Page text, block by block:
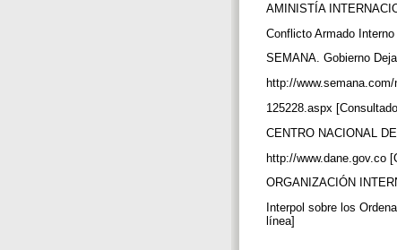
AMINISTÍA
Conflicto Armado
SEMANA. Gobierno
http://
125228.aspx
CENTRO NACIONAL
http://www.dane.gov.co
ORGANIZACIÓN
Interpol sobre los
línea]